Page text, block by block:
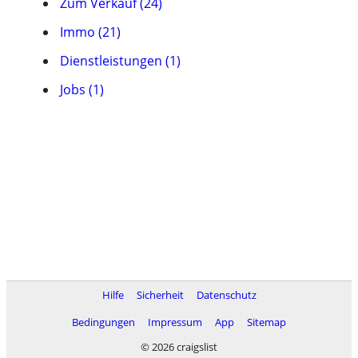
Immo (21)
Dienstleistungen (1)
Jobs (1)
Hilfe Sicherheit
Datenschutz
Bedingungen
Impressum App
Sitemap
© 2026 craigslist